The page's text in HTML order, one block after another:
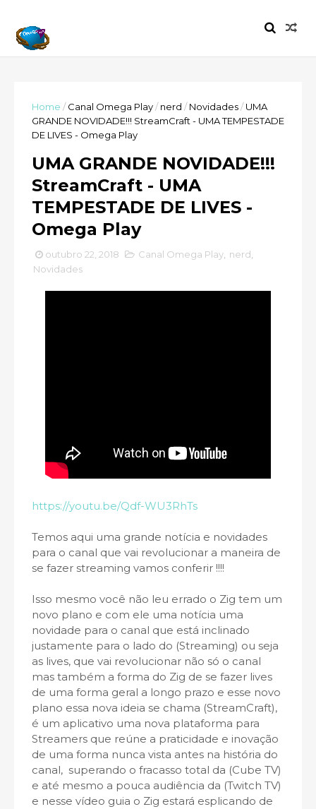
Home / Canal Omega Play/ nerd / Novidades/ UMA
GRANDE NOVIDADE!!! StreamCraft - UMA TEMPESTADE
DE LIVES - Omega Play
UMA GRANDE NOVIDADE!!!
StreamCraft - UMA
TEMPESTADE DE LIVES -
Omega Play
outubro 22, 2018 Canal Omega Play nerd
Novidades
https://youtu.be/Qdf-WU3RhTs
Temos aqui uma grande notícia e novidades
para o canal que vai revolucionar a maneira de
se fazer streaming vamos conferir !!!!
Isso mesmo você não leu errado o Zig tem um
novo plano e com ele uma notícia uma
novidade para o canal que está inclinado
justamente para o lado do (Streaming) ou seja
as lives, que vai revolucionar não só o canal
mas também a forma do Zig de se fazer lives
de uma forma geral a longo prazo e esse novo
plano essa nova ideia se chama (StreamCraft),
é um aplicativo uma nova plataforma para
Streamers que reúne a praticidade e inovação
de uma forma nunca vista antes na história do
canal, superando o fracasso total da (Cube TV)
e até mesmo a pouca audiência da (Twitch TV)
e nesse vídeo guia o Zig estará esplicando de